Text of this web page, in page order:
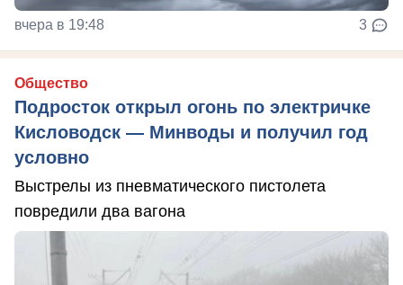
вчера в 19:48 3
Общество
Подросток открыл огонь по электричке
Кисловодск — Минводы и получил год
условно
Выстрелы из пневматического пистолета
повредили два вагона